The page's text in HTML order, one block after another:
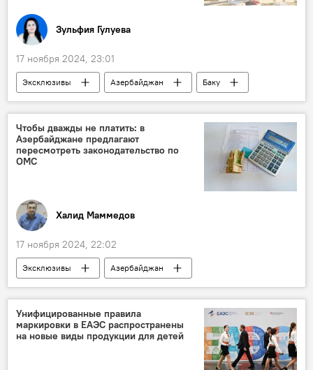
Зульфия Гулуева
17 ноября 2024, 23:01
Эксклюзивы Азербайджан
Баку
Абшерон
Общество
жилые дома
Государственная служба регистрации недвижимого имущества (ГСРНИ)
удостоверение
Документы
Масазыр
Чтобы дважды не платить: в
Азербайджане предлагают
пересмотреть законодательство по
ОМС
Халид Маммедов
17 ноября 2024, 22:02
Эксклюзивы
Азербайджан
Общество
ОМС
Страхование
взносы
Милли Меджлис
Вугар Байрамов
Депутат
Врачи
Унифицированные правила
маркировки в ЕАЭС распространены
на новые виды продукции для детей